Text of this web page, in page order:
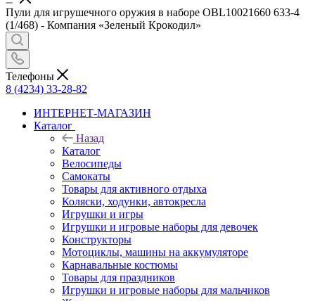
Пули для игрушечного оружия в наборе OBL10021660 633-4
(1/468) - Компания «Зеленый Крокодил»
Телефоны
8 (4234) 33-28-82
ИНТЕРНЕТ-МАГАЗИН
Каталог
Назад
Каталог
Велосипеды
Самокаты
Товары для активного отдыха
Коляски, ходунки, автокресла
Игрушки и игры
Игрушки и игровые наборы для девочек
Конструкторы
Мотоциклы, машины на аккумуляторе
Карнавальные костюмы
Товары для праздников
Игрушки и игровые наборы для мальчиков